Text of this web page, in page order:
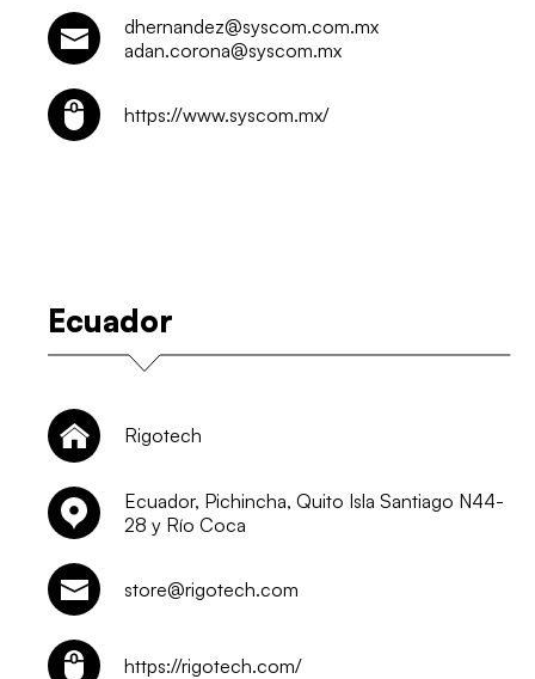
dhernandez@syscom.com.mx
adan.corona@syscom.mx
https://www.syscom.mx/
Ecuador
Rigotech
Ecuador, Pichincha, Quito Isla Santiago N44-
28 y Río Coca
store@rigotech.com
https://rigotech.com/